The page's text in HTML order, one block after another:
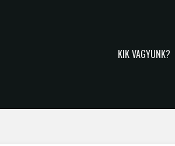
KIK VAGYUNK?